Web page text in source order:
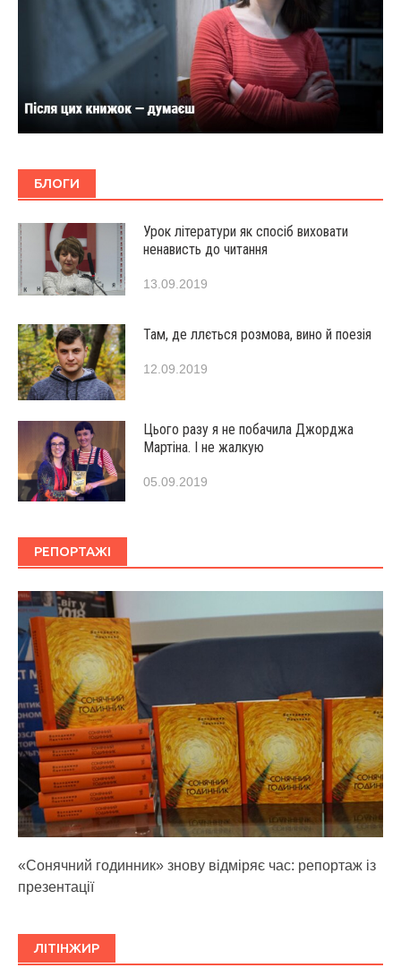
БЛОГИ
Урок літератури як спосіб виховати
ненависть до читання
13.09.2019
Там, де ллється розмова, вино й поезія
12.09.2019
Цього разу я не побачила Джорджа
Мартіна. І не жалкую
05.09.2019
РЕПОРТАЖІ
«Сонячний годинник» знову відміряє час: репортаж із
презентації
ЛІТІНЖИР